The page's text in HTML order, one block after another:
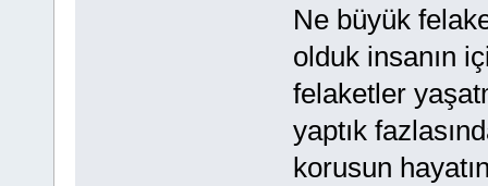
Ne büyük
olduk insanın
felaketler
yaptık
korusun